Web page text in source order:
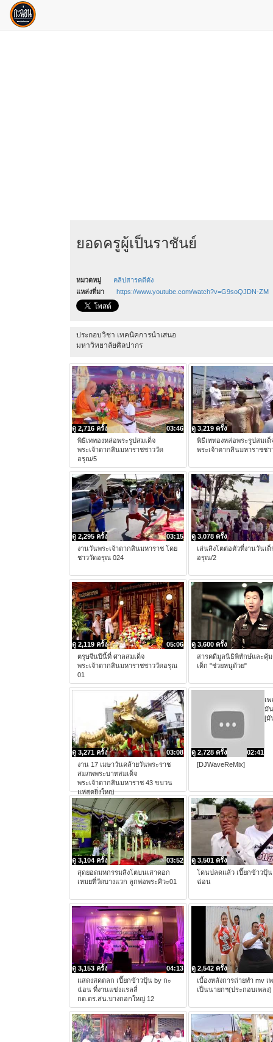
ยอดครูผู้เป็นราชันย์
หมวดหมู่
คลิปสารคดีดัง
แหล่งที่มา
https://www.youtube.com/watch?v=G9soQJDN-ZM
ประกอบวิชา เทคนิคการนำเสนอ
มหาวิทยาลัยศิลปากร
03:46
ดู 2,716 ครั้ง
พิธีเททองหล่อพระรูปสมเด็จ
พระเจ้าตากสินมหาราชชาววัด
อรุณ/5
ดู 3,219 ครั้ง
พิธีเททองหล่อพระรูปสมเด็
พระเจ้าตากสินมหาราชช
03:15
ดู 2,295 ครั้ง
งานวันพระเจ้าตากสินมหาราช โดย
ชาววัดอรุณ 024
ดู 3,078 ครั้ง
เล่นสิงโตต่อตัวที่งานวันเด็
อรุณ/2
05:06
ดู 2,119 ครั้ง
ตรุษจีนปีนี้ที่ ศาลสมเด็จ
พระเจ้าตากสินมหาราชชาววัดอรุณ
01
ดู 3,600 ครั้ง
สารคดีมูลนิธิพิทักษ์และคุ้ม
เด็ก "ช่วยหนูด้วย"
03:08
ดู 3,271 ครั้ง
งาน 17 เมษาวันคล้ายวันพระราช
สมภพพระบาทสมเด็จ
พระเจ้าตากสินมหาราช 43 ขบวน
แห่สุดยิ่งใหญ่
02:41
ดู 2,728 ครั้ง
เ
มั
[มั
[DJWaveReMix]
03:52
ดู 3,104 ครั้ง
สุดยอดมหกรรมสิงโตบนเสาดอก
เหมยที่วัดบางแวก ลูกพ่อพระศิวะ01
ดู 3,501 ครั้ง
โดนปลดแล้ว เปี๊ยกข้าวปุ้น
ฉ่อน
04:13
ดู 3,153 ครั้ง
แสดงสดตลก เปี๊ยกข้าวปุ้น by กะ
ฉ่อน ที่งานแข่งแรลลี่
กต.ตร.สน.บางกอกใหญ่ 12
ดู 2,542 ครั้ง
เบื้องหลังการถ่ายทำ mv เ
เป็นนายกฯ(ประกอบเพลง)